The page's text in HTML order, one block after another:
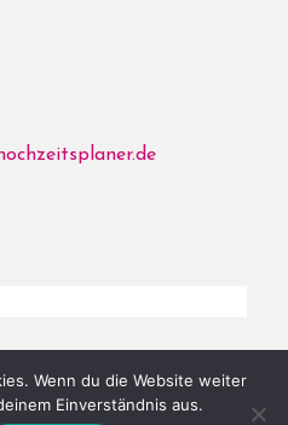
| Website byShore|Impressum|
Wenn du die Website weiter
Einverständnis aus.